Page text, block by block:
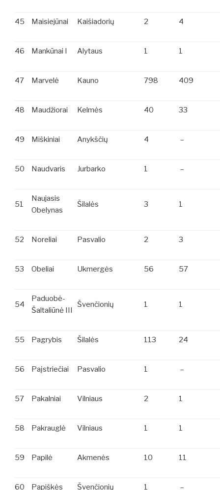
45 Maisiejūnai Kaišiadorių 2 4
46 Mankūnai I Alytaus 1 1
47 Marvelė Kauno 798 409
48 Maudžiorai Kelmės 40 33
49 Miškiniai Anykščių 4 –
50 Naudvaris Jurbarko 1 –
51
Naujasis
Obelynas
Šilalės 3 1
52 Noreliai Pasvalio 2 3
53 Obeliai Ukmergės 56 57
54
Paduobė-
Šaltaliūnė III
Švenčionių 1 1
55 Pagrybis Šilalės 113 24
56 Paįstriečiai Pasvalio 1 –
57 Pakalniai Vilniaus 2 1
58 Pakrauglė Vilniaus 1 1
59 Papilė Akmenės 10 11
60 Papiškės Švenčionių 1 –